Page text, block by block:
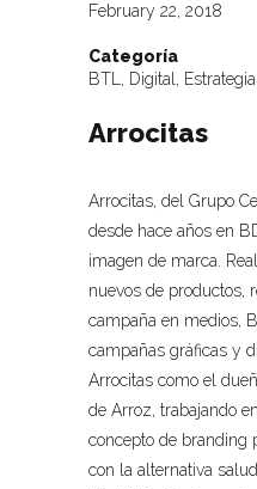
February 22, 2018
Categoría
BTL, Digital, Estrategia
Arrocitas
Arrocitas, del Grupo
desde hace años en
imagen de marca.
nuevos de productos,
campaña en medios,
campañas gráficas y
Arrocitas como el
de Arroz, trabajando
concepto de branding
con la alternativa